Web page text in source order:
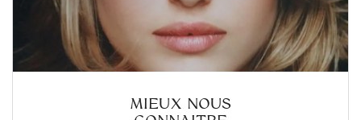
MIEUX NOUS